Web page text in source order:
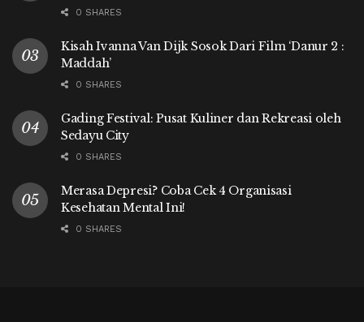
0 SHARES
Kisah Ivanna Van Dijk Sosok Dari Film ‘Danur 2 :
Maddah’
0 SHARES
Gading Festival: Pusat Kuliner dan Rekreasi oleh
Sedayu City
0 SHARES
Merasa Depresi? Coba Cek 4 Organisasi
Kesehatan Mental Ini!
0 SHARES